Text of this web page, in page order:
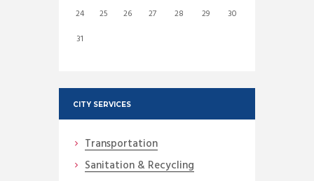
24
25 26 27 28 29
30
31
CITY SERVICES
Transportation
Sanitation & Recycling